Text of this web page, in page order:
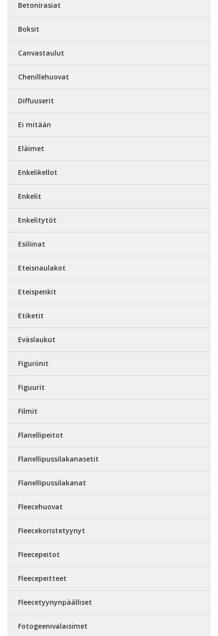
Betonirasiat
Boksit
Canvastaulut
Chenillehuovat
Diffuuserit
Ei mitään
Eläimet
Enkelikellot
Enkelit
Enkelitytöt
Esiliinat
Eteisnaulakot
Eteispenkit
Etiketit
Eväslaukut
Figuriinit
Figuurit
Filmit
Flanellipeitot
Flanellipussilakanasetit
Flanellipussilakanat
Fleecehuovat
Fleecekoristetyynyt
Fleecepeitot
Fleecepeitteet
Fleecetyynynpäälliset
Fotogeenivalaisimet